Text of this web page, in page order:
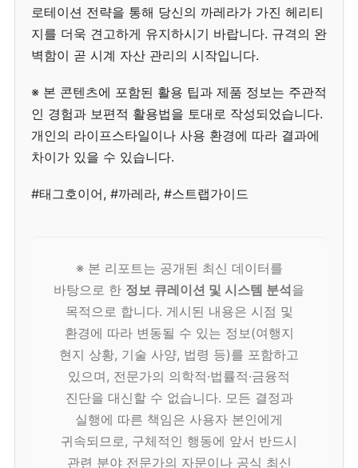
로테이션 전략을 통해 당신의 까레라가 가진 헤리티
지를 더욱 견고하게 유지하시기 바랍니다. 규격의 완
벽함이 곧 시계 자산 관리의 시작입니다.
※ 본 콘텐츠에 포함된 활용 팁과 제품 정보는 주관적
인 경험과 보편적 활용법을 토대로 작성되었습니다.
개인의 라이프스타일이나 사용 환경에 따라 결과에
차이가 있을 수 있습니다.
#태그호이어, #까레라, #스트랩가이드
※ 본 리포트는 공개된 최신 데이터를
바탕으로 한 정보 큐레이션 및 시스템 분석을
목적으로 합니다. 게시된 내용은 시점 및
환경에 따라 변동될 수 있는 정보(여행지
현지 상황, 기술 사양, 법령 등)를 포함하고
있으며, 전문가의 의학적·법률적·금융적
진단을 대신할 수 없습니다. 모든 결정과
실행에 따른 책임은 사용자 본인에게
귀속되므로, 구체적인 행동에 앞서 반드시
관련 분야 전문가의 자문이나 공식 최신